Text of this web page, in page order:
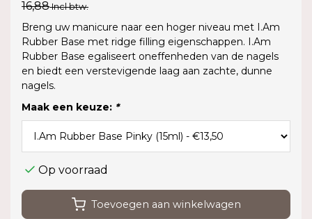
16,88Incl btw.
Breng uw manicure naar een hoger niveau met I.Am
Rubber Base met ridge filling eigenschappen. I.Am
Rubber Base egaliseert oneffenheden van de nagels
en biedt een verstevigende laag aan zachte, dunne
nagels.
Maak een keuze: *
Op voorraad
Toevoegen aan winkelwagen